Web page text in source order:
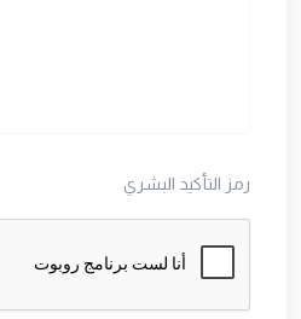
رمز التأكيد البشري